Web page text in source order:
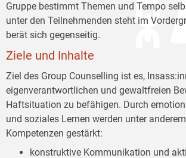
Gruppe bestimmt Themen und Tempo
unter den Teilnehmenden steht im
berät sich gegenseitig.
Ziele und Inhalte
Ziel des Group Counselling ist es,
eigenverantwortlichen und gewaltfreien
Haftsituation zu befähigen. Durch
und soziales Lernen werden unter
Kompetenzen gestärkt:
konstruktive Kommunikation und